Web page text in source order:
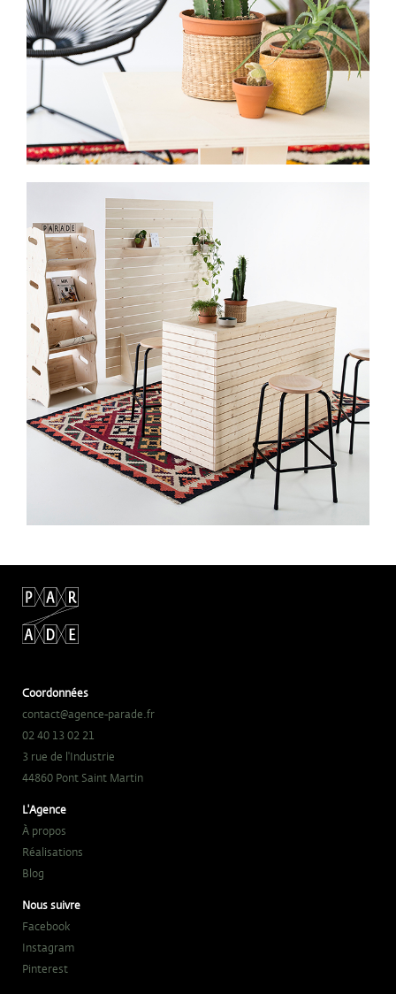
Coordonnées
contact@agence-parade.fr
02 40 13 02 21
3 rue de l'Industrie
44860 Pont Saint Martin
L'Agence
À propos
Réalisations
Blog
Nous suivre
Facebook
Instagram
Pinterest